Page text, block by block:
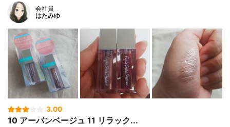
会社員
はたみゆ
3.00
10 アーバンベージュ 11 リラック...